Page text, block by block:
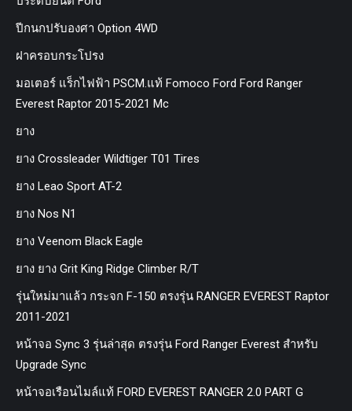
ปีกนกปรับองศา Option 4WD
ฝาครอบกระโปรง
มอเตอร์ แร็กไฟฟ้า PSCM.แท้ Fomoco Ford Ford Ranger
Everest Raptor 2015-2021 Mc
ยาง
ยาง Crossleader Wildtiger T01 Tires
ยาง Leao Sport AT-2
ยาง Nos N1
ยาง Veenom Black Eagle
ยาง ยาง Grit King Ridge Climber R/T
รุ่นใหม่มาแล้ว กระจก F-150 ตรงรุ่น RANGER EVEREST Raptor
2011-2021
หน้าจอ Sync 3 รุ่นล่าสุด ตรงรุ่น Ford Ranger Everest สำหรับ
Upgrade Sync
หน้าจอเรือนไมล์แท้ FORD EVEREST RANGER 2.0 PART G